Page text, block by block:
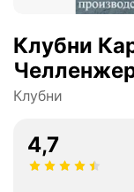
Клубни
Клубни
4,7